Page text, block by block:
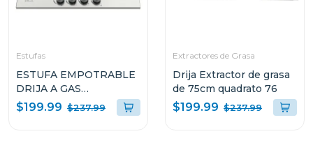
Estufas
ESTUFA EMPOTRABLE
DRIJA A GAS
MILAN60PRO CON 4
QUEMADORES
$199.99 $237.99
Extractores de Grasa
Drija Extractor de grasa
de 75cm quadrato 76
$199.99 $237.99